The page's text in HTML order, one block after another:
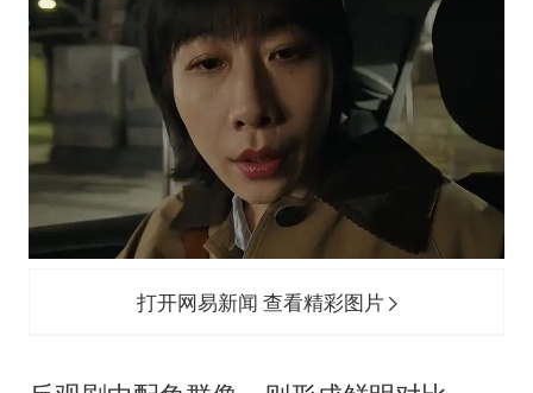
打开网易新闻 查看精彩图片